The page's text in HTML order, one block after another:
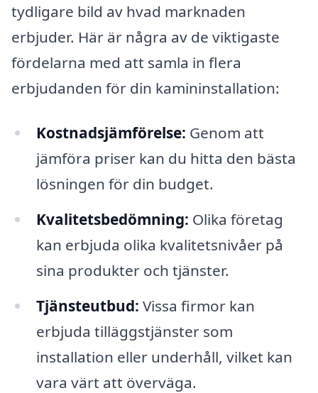
tydligare bild av hvad marknaden
erbjuder. Här är några av de viktigaste
fördelarna med att samla in flera
erbjudanden för din kamininstallation:
Kostnadsjämförelse: Genom att
jämföra priser kan du hitta den bästa
lösningen för din budget.
Kvalitetsbedömning: Olika företag
kan erbjuda olika kvalitetsnivåer på
sina produkter och tjänster.
Tjänsteutbud: Vissa firmor kan
erbjuda tilläggstjänster som
installation eller underhåll, vilket kan
vara värt att överväga.